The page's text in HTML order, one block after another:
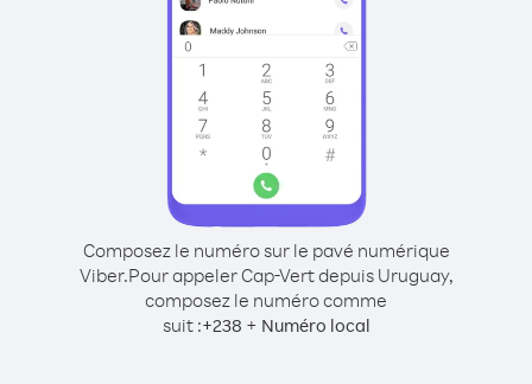
Composez le numéro sur le pavé numérique
Viber.Pour appeler Cap-Vert depuis Uruguay,
composez le numéro comme
suit :+238 + Numéro local